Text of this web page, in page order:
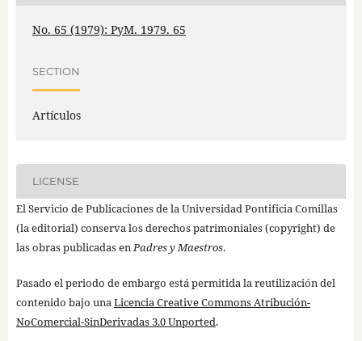
No. 65 (1979): PyM. 1979. 65
SECTION
Artículos
LICENSE
El Servicio de Publicaciones de la Universidad Pontificia Comillas
(la editorial) conserva los derechos patrimoniales (copyright) de
las obras publicadas enPadres y Maestros.
Pasado el periodo de embargo está permitida la reutilización del
contenido bajo unaLicencia Creative Commons Atribución-
NoComercial-SinDerivadas 3.0 Unported.